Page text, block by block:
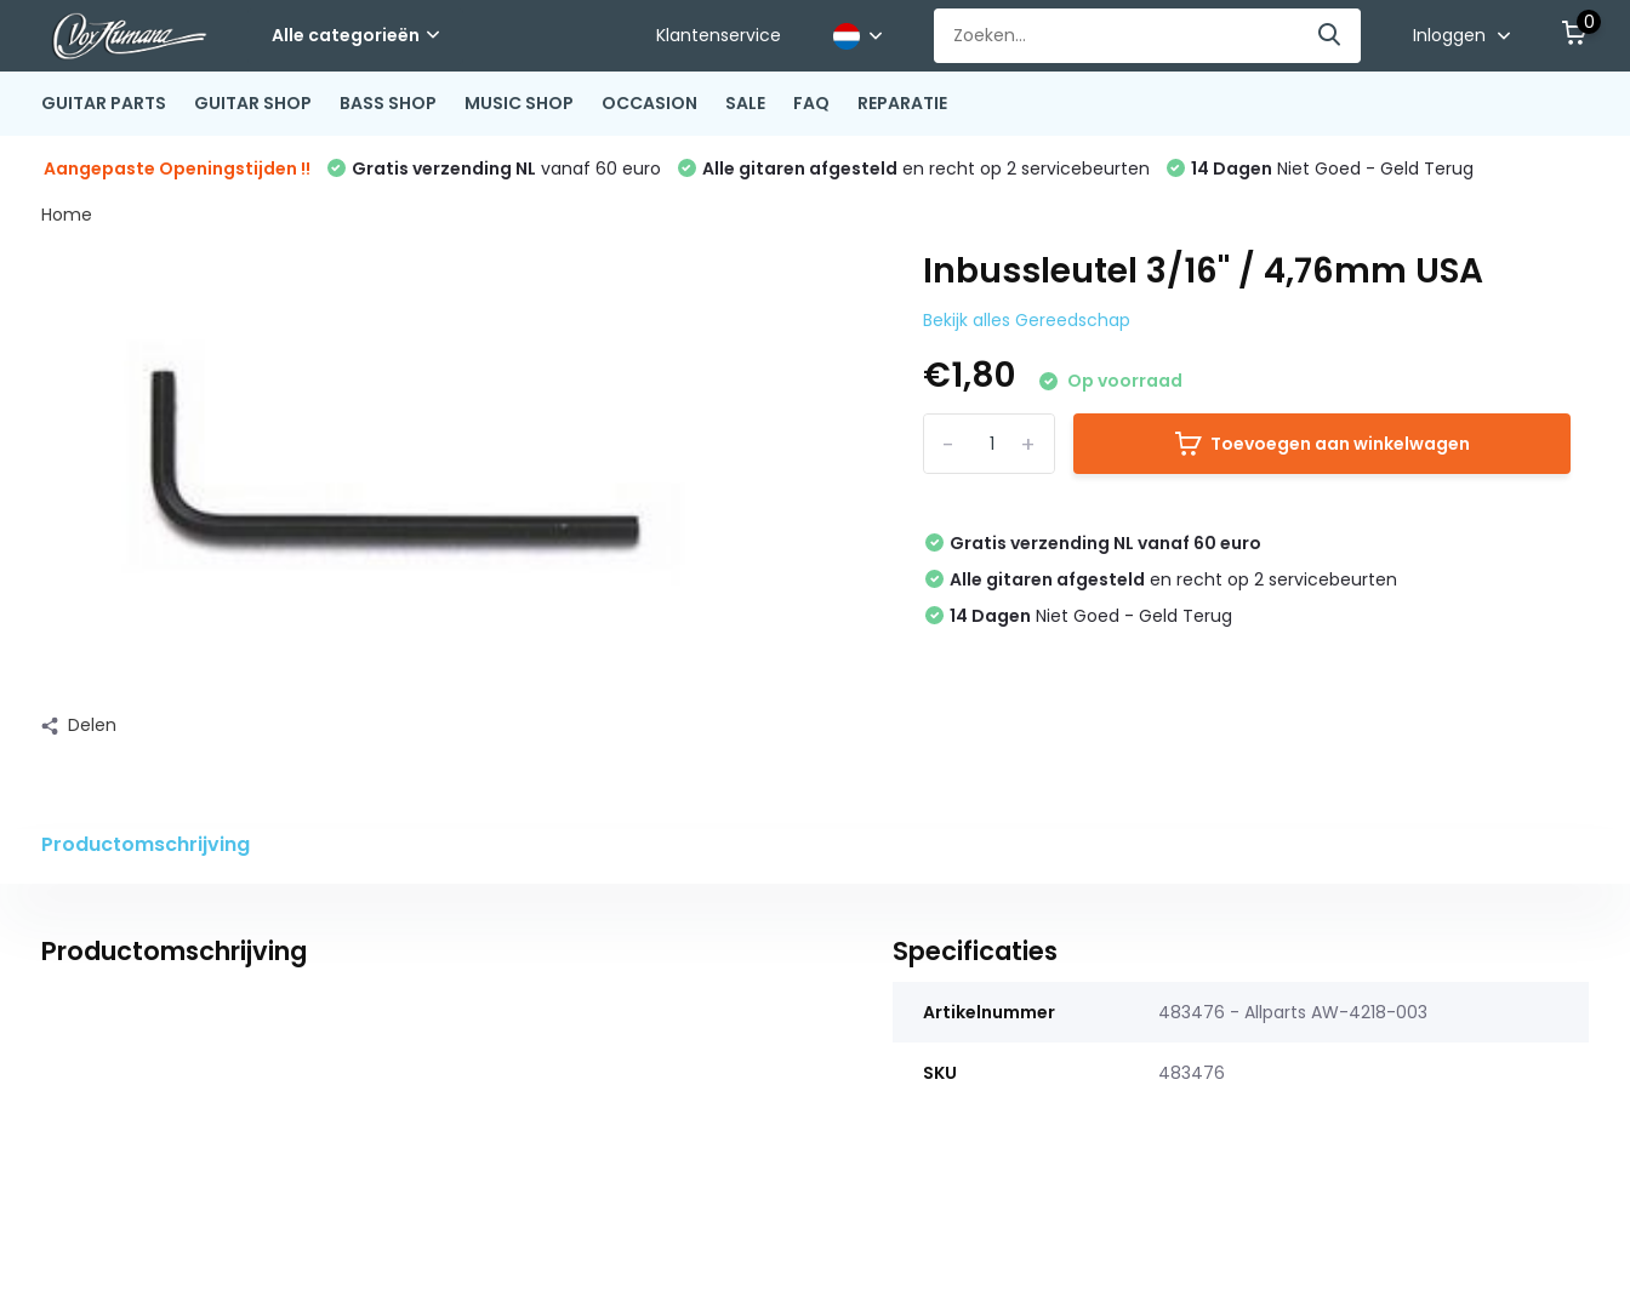
Alle categorieën Klantenservice Inloggen
0
GUITAR PARTS GUITAR SHOP BASS SHOP MUSIC SHOP OCCASION SALE FAQ REPARATIE
Aangepaste Openingstijden !! Gratis verzending NL vanaf 60 euro Alle gitaren afgesteld en recht op 2 servicebeurten 14 Dagen Niet Goed - Geld Terug
Home
Delen
Inbussleutel 3/16" / 4,76mm USA
Bekijk alles Gereedschap
€1,80 Op voorraad
+
- Toevoegen aan winkelwagen
Gratis verzending NL vanaf 60 euro
Alle gitaren afgesteld en recht op 2 servicebeurten
14 Dagen Niet Goed - Geld Terug
Productomschrijving
Productomschrijving Specificaties
Artikelnummer 483476 - Allparts AW-4218-003
SKU 483476